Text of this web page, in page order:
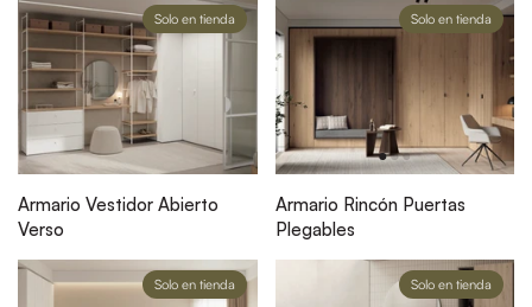
Armario Vestidor Abierto
Verso
Solo en tienda
Armario Rincón Puertas
Plegables
Solo en tienda
Solo en tienda Solo en tienda